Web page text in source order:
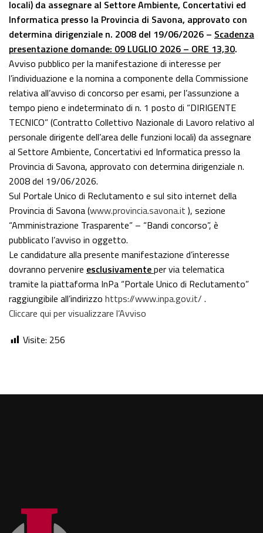
locali) da assegnare al Settore Ambiente, Concertativi ed
Informatica presso la Provincia di Savona, approvato con
determina dirigenziale n. 2008 del 19/06/2026 – Scadenza
presentazione domande: 09 LUGLIO 2026 – ORE 13,30.
Avviso pubblico per la manifestazione di interesse per
l’individuazione e la nomina a componente della Commissione
relativa all’avviso di concorso per esami, per l’assunzione a
tempo pieno e indeterminato di n. 1 posto di “DIRIGENTE
TECNICO” (Contratto Collettivo Nazionale di Lavoro relativo al
personale dirigente dell’area delle funzioni locali) da assegnare
al Settore Ambiente, Concertativi ed Informatica presso la
Provincia di Savona, approvato con determina dirigenziale n.
2008 del 19/06/2026.
Sul Portale Unico di Reclutamento e sul sito internet della
Provincia di Savona (www.provincia.savona.it ), sezione
“Amministrazione Trasparente” – “Bandi concorso”, è
pubblicato l’avviso in oggetto.
Le candidature alla presente manifestazione d’interesse
dovranno pervenire esclusivamenteper via telematica
tramite la piattaforma InPa “Portale Unico di Reclutamento”
raggiungibile all’indirizzo https://www.inpa.gov.it/ .
Cliccare qui per visualizzare l’Avviso
Visite: 256